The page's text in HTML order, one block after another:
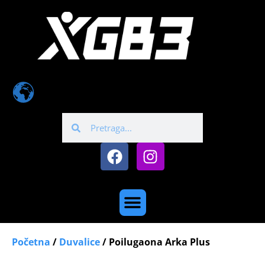
Početna / Duvalice/ Poilugaona Arka Plus